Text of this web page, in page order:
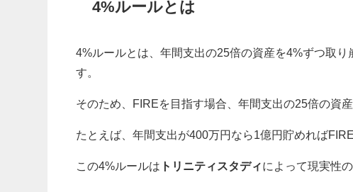
4%ルールとは
4%ルールとは、年間支出の25倍の資産を4%ずつ取
す。
そのため、FIREを目指す場合、年間支出の25倍の資
たとえば、年間支出が400万円なら1億円貯めれば
この4%ルールは トリニティスタディによって現実性